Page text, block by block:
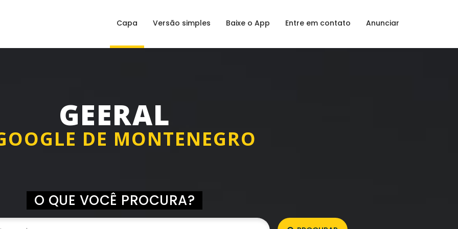
Capa Versão simples Baixe o App Entre em contato Anunciar
GEERAL
DE MONTENEGRO
O QUE VOCÊ PROCURA?